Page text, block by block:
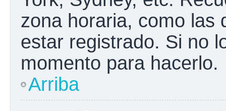
zona horaria, como las
estar registrado. Si no
momento para hacerlo.
Arriba